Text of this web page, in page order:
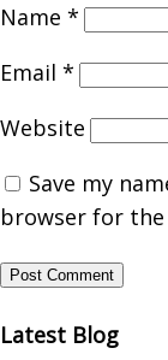
Name *
Email *
Website
Save my
browser for
Latest Blog